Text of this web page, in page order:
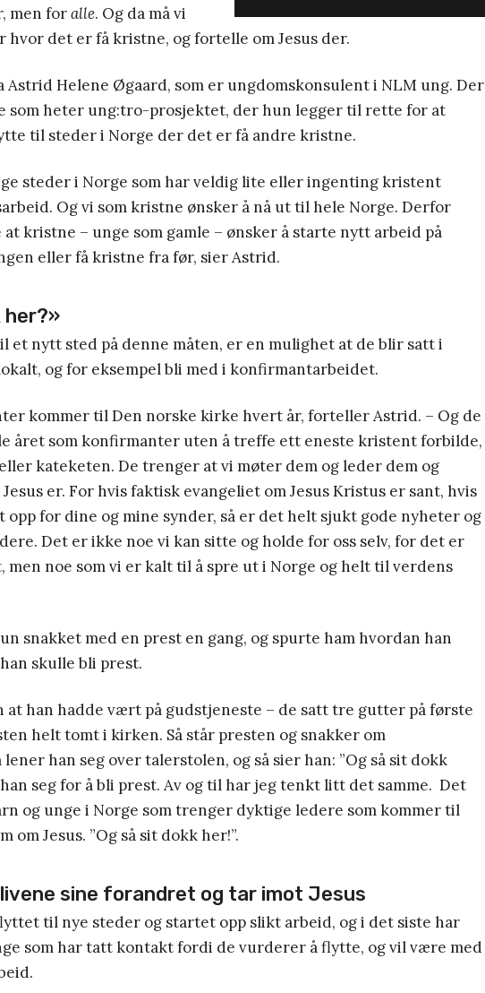
men foralle. Og da må vi
hvor det er få kristne, og fortelle om Jesus der.
Astrid Helene Øgaard, som er ungdomskonsulent i NLM ung. Der
som heter ung:tro-prosjektet, der hun legger til rette for at
til steder i Norge der det er få andre kristne.
steder i Norge som har veldig lite eller ingenting kristent
Og vi som kristne ønsker å nå ut til hele Norge. Derfor
kristne – unge som gamle – ønsker å starte nytt arbeid på
eller få kristne fra før, sier Astrid.
her?»
et nytt sted på denne måten, er en mulighet at de blir satt i
og for eksempel bli med i konfirmantarbeidet.
kommer til Den norske kirke hvert år, forteller Astrid. – Og de
året som konfirmanter uten å treffe ett eneste kristent forbilde,
kateketen. De trenger at vi møter dem og leder dem og
er. For hvis faktisk evangeliet om Jesus Kristus er sant, hvis
opp for dine og mine synder, så er det helt sjukt gode nyheter og
Det er ikke noe vi kan sitte og holde for oss selv, for det er
men noe som vi er kalt til å spre ut i Norge og helt til verdens
snakket med en prest en gang, og spurte ham hvordan han
skulle bli prest.
at han hadde vært på gudstjeneste – de satt tre gutter på første
helt tomt i kirken. Så står presten og snakker om
lener han seg over talerstolen, og så sier han: ”Og så sit dokk
seg for å bli prest. Av og til har jeg tenkt litt det samme. Det
og unge i Norge som trenger dyktige ledere som kommer til
om Jesus. ”Og så sit dokk her!”.
sine forandret og tar imot Jesus
til nye steder og startet opp slikt arbeid, og i det siste har
som har tatt kontakt fordi de vurderer å flytte, og vil være med